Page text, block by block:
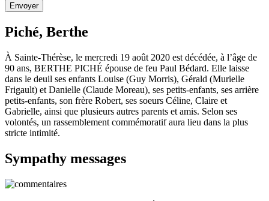
Piché, Berthe
À Sainte-Thérèse, le mercredi 19 août 2020 est décédée, à l’âge de
90 ans, BERTHE PICHÉ épouse de feu Paul Bédard. Elle laisse
dans le deuil ses enfants Louise (Guy Morris), Gérald (Murielle
Frigault) et Danielle (Claude Moreau), ses petits-enfants, ses arrière
petits-enfants, son frère Robert, ses soeurs Céline, Claire et
Gabrielle, ainsi que plusieurs autres parents et amis. Selon ses
volontés, un rassemblement commémoratif aura lieu dans la plus
stricte intimité.
Sympathy messages